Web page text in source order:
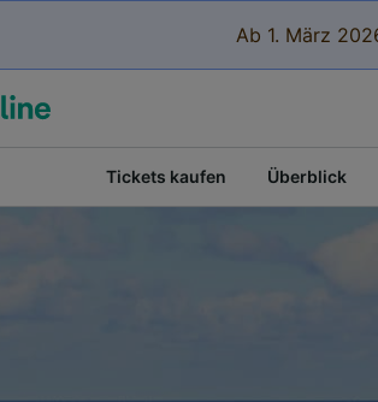
Ab 1. März
Tickets kaufen Überblick